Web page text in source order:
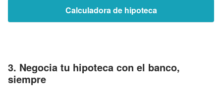
Calculadora de hipoteca
3. Negocia tu hipoteca con el banco,
siempre